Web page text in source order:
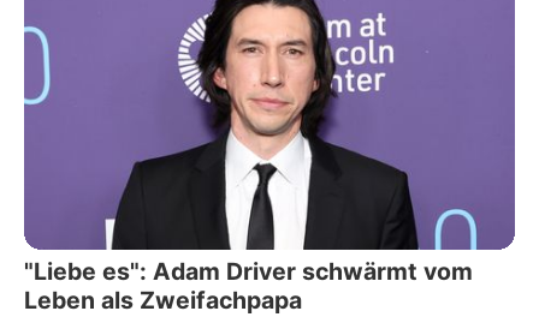
"Liebe es": Adam Driver schwärmt vom
Leben als Zweifachpapa